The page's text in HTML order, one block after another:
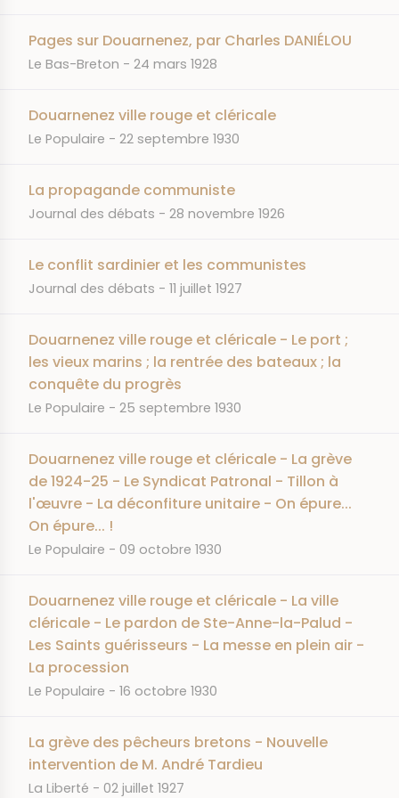
Pages sur Douarnenez, par Charles DANIÉLOU
JOURNAL
Le Bas-Breton DATE
24 mars 1928
Douarnenez ville rouge et cléricale
JOURNAL
Le Populaire DATE
22 septembre 1930
La propagande communiste
JOURNAL
Journal des débats DATE
28 novembre 1926
Le conflit sardinier et les communistes
JOURNAL
Journal des débats DATE
11 juillet 1927
Douarnenez ville rouge et cléricale - Le port ;
les vieux marins ; la rentrée des bateaux ; la
conquête du progrès
JOURNAL
Le Populaire DATE
25 septembre 1930
Douarnenez ville rouge et cléricale - La grève
de 1924-25 - Le Syndicat Patronal - Tillon à
l'œuvre - La déconfiture unitaire - On épure...
On épure... !
JOURNAL
Le Populaire DATE
09 octobre 1930
Douarnenez ville rouge et cléricale - La ville
cléricale - Le pardon de Ste-Anne-la-Palud -
Les Saints guérisseurs - La messe en plein air -
La procession
JOURNAL
Le Populaire DATE
16 octobre 1930
La grève des pêcheurs bretons - Nouvelle
intervention de M. André Tardieu
JOURNAL
La Liberté DATE
02 juillet 1927